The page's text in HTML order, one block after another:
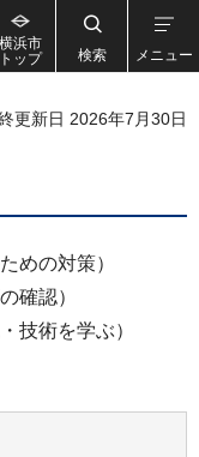
横浜市
トップ
検索 メニュー
更新日 2026年7月30日
めの対策）
確認）
技術を学ぶ）